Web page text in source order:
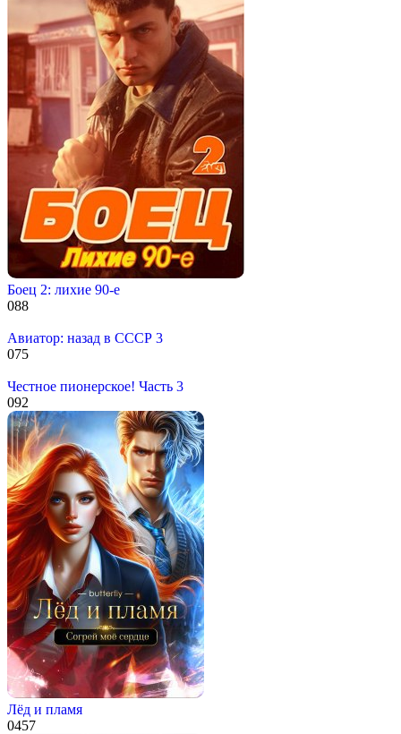
Боец 2: лихие 90-е
088
Авиатор: назад в СССР 3
075
Честное пионерское! Часть 3
092
Лёд и пламя
0457